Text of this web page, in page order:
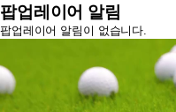
팝업레이어 알림
팝업레이어 알림이 없습니다.